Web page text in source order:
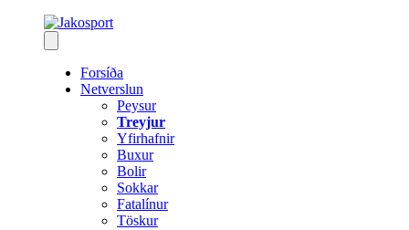
Forsíða
Netverslun
Peysur
Treyjur
Yfirhafnir
Buxur
Bolir
Sokkar
Fatalínur
Töskur